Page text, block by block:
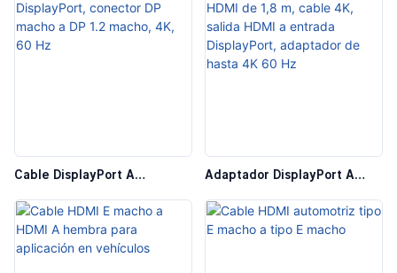
1.8 M 1080p
Cable DisplayPort A
Macho A DP 1.2 Macho, 4K,
60 Hz
Adaptador DisplayPort A
Salida HDMI A Entrada
DisplayPort, Adaptador De